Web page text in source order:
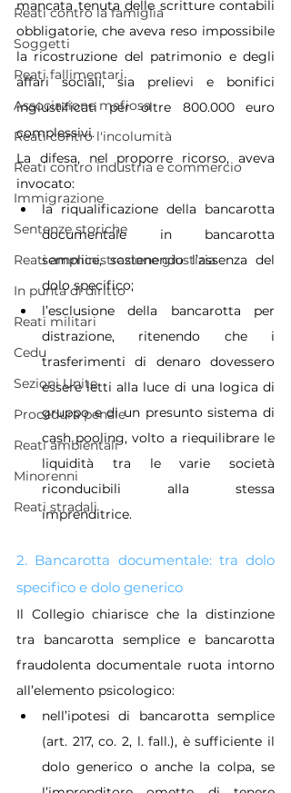
Reati contro la famiglia
Soggetti
Reati fallimentari
Associazione mafiosa
Reati contro l'incolumità
Reati contro industria e commercio
Immigrazione
Sentenze storiche
Reati amministrazione giustizia
In punta di diritto
Reati militari
Cedu
Sezioni Unite
Procedura penale
Reati ambientali
Minorenni
Reati stradali
mancata tenuta delle scritture contabili
obbligatorie, che aveva reso impossibile
la ricostruzione del patrimonio e degli
affari sociali, sia prelievi e bonifici
ingiustificati per oltre 800.000 euro
complessivi.
La difesa, nel proporre ricorso, aveva
invocato:
la riqualificazione della bancarotta
documentale in bancarotta
semplice, sostenendo l’assenza del
dolo specifico;
l’esclusione della bancarotta per
distrazione, ritenendo che i
trasferimenti di denaro dovessero
essere letti alla luce di una logica di
gruppo e di un presunto sistema di
cash pooling, volto a riequilibrare le
liquidità tra le varie società
riconducibili alla stessa
imprenditrice.
2. Bancarotta documentale: tra dolo
specifico e dolo generico
Il Collegio chiarisce che la distinzione
tra bancarotta semplice e bancarotta
fraudolenta documentale ruota intorno
all’elemento psicologico:
nell’ipotesi di bancarotta semplice
(art. 217, co. 2, l. fall.), è sufficiente il
dolo generico o anche la colpa, se